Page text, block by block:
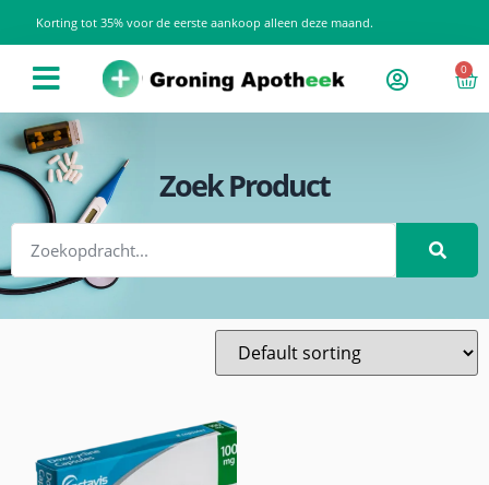
Korting tot 35% voor de eerste aankoop alleen deze maand.
0
Zoek Product